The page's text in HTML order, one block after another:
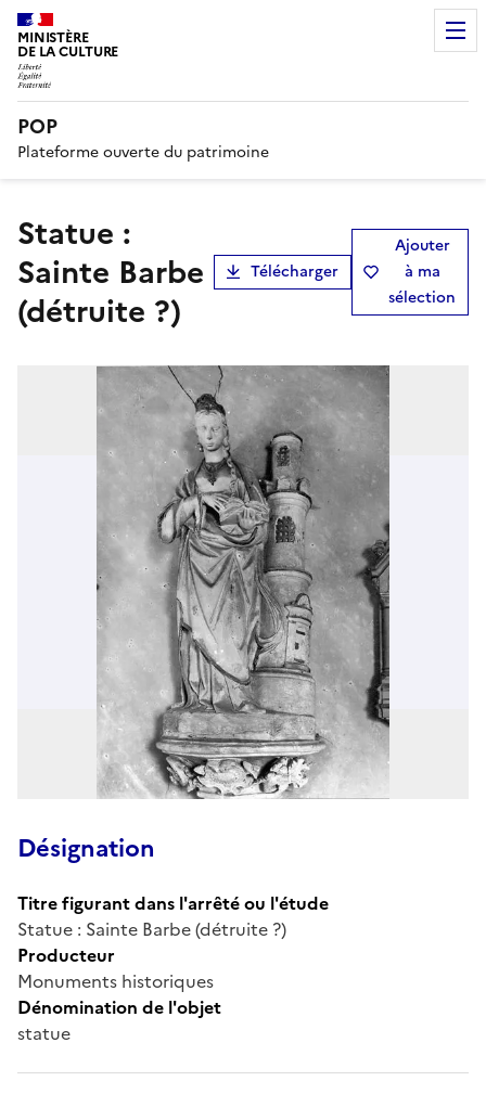
MINISTÈRE
DE LA CULTURE
POP
Plateforme ouverte du patrimoine
Statue :
Sainte Barbe
(détruite ?)
Télécharger
Ajouter
à ma
sélection
Désignation
Titre figurant dans l'arrêté ou l'étude
Statue : Sainte Barbe (détruite ?)
Producteur
Monuments historiques
Dénomination de l'objet
statue